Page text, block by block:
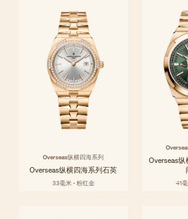
Overseas纵横四海系列
Overseas纵横四海系列石英
33毫米 - 粉红金
Overseas
41